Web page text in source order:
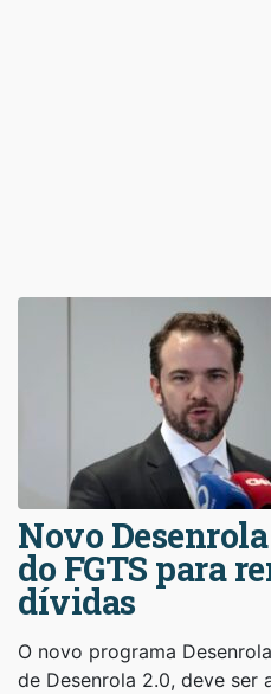
Novo
do FGTS para
dívidas
O novo programa
de Desenrola 2.0, deve ser